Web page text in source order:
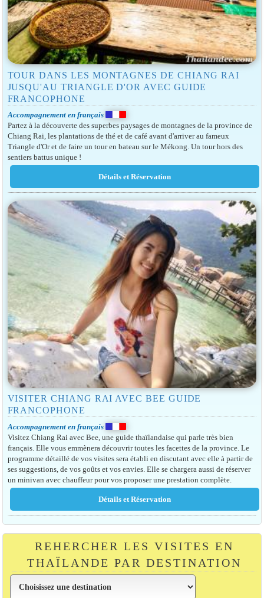
TOUR DANS LES MONTAGNES DE CHIANG RAI
JUSQU'AU TRIANGLE D'OR AVEC GUIDE
FRANCOPHONE
Accompagnement en français
Partez à la découverte des superbes paysages de montagnes de la province de
Chiang Rai, les plantations de thé et de café avant d'arriver au fameux
Triangle d'Or et de faire un tour en bateau sur le Mékong. Un tour hors des
sentiers battus unique !
VISITER CHIANG RAI AVEC BEE GUIDE
FRANCOPHONE
Accompagnement en français
Visitez Chiang Rai avec Bee, une guide thaïlandaise qui parle très bien
français. Elle vous emmènera découvrir toutes les facettes de la province. Le
programme détaillé de vos visites sera établi en discutant avec elle à partir de
ses suggestions, de vos goûts et vos envies. Elle se chargera aussi de réserver
un minivan avec chauffeur pour vos proposer une prestation complète.
REHERCHER LES VISITES EN
THAÏLANDE PAR DESTINATION